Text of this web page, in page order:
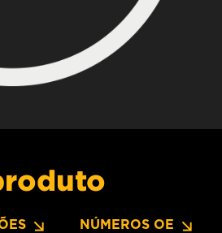
NÚMEROS OE